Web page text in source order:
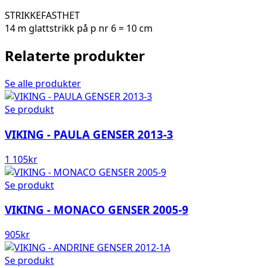
STRIKKEFASTHET
14 m glattstrikk på p nr 6 = 10 cm
Relaterte produkter
Se alle produkter
Se produkt
VIKING - PAULA GENSER 2013-3
1 105kr
Se produkt
VIKING - MONACO GENSER 2005-9
905kr
Se produkt